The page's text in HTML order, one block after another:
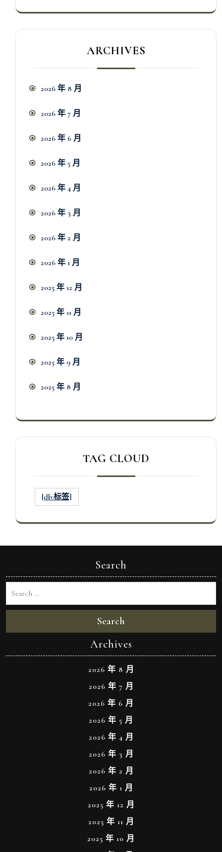
ARCHIVES
2026 年 8 月
2026 年 7 月
2026 年 6 月
2026 年 5 月
2026 年 4 月
2026 年 3 月
2026 年 2 月
2026 年 1 月
2025 年 12 月
2025 年 11 月
2025 年 10 月
2025 年 9 月
2025 年 8 月
TAG CLOUD
[db:标签]
Search
Search
Archives
2026 年 8 月
2026 年 7 月
2026 年 6 月
2026 年 5 月
2026 年 4 月
2026 年 3 月
2026 年 2 月
2026 年 1 月
2025 年 12 月
2025 年 11 月
2025 年 10 月